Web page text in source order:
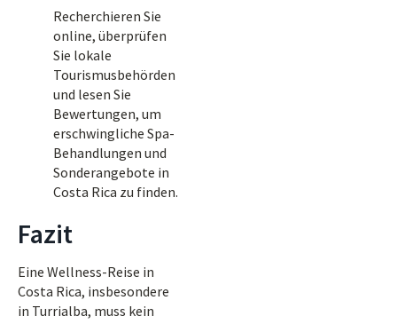
Recherchieren Sie
online, überprüfen
Sie lokale
Tourismusbehörden
und lesen Sie
Bewertungen, um
erschwingliche Spa-
Behandlungen und
Sonderangebote in
Costa Rica zu finden.
Fazit
Eine Wellness-Reise in
Costa Rica, insbesondere
in Turrialba, muss kein